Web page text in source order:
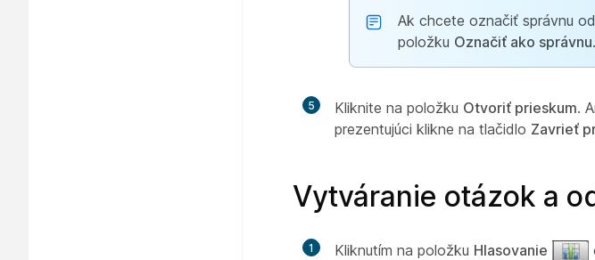
Ak chcete označiť správnu
položku Označiť ako správnu.
5 Kliknite na položku Otvoriť prieskum.
prezentujúci klikne na tlačidlo Zavrieť
Vytváranie otázok a
1 Kliknutím na položku Hlasovanie